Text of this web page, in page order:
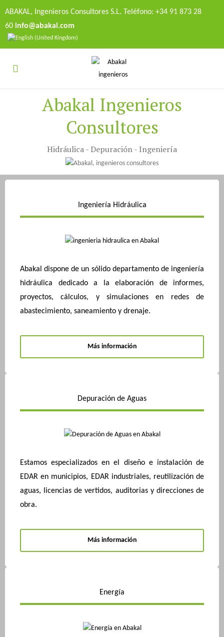
ABAKAL, Ingenieros Consultores S.L. Teléfono: +34 91 873 28
60 info@abakal.com
Abakal Ingenieros
Consultores
Hidráulica - Depuración - Ingeniería
Ingeniería Hidráulica
Abakal dispone de un sólido departamento de ingeniería
hidráulica dedicado a la elaboración de informes,
proyectos, cálculos, y simulaciones en redes de
abastecimiento, saneamiento y drenaje.
Más información
Depuración de Aguas
Estamos especializados en el diseño e instalación de
EDAR en municipios, EDAR industriales, reutilización de
aguas, licencias de vertidos, auditorias y direcciones de
obra.
Más información
Energía